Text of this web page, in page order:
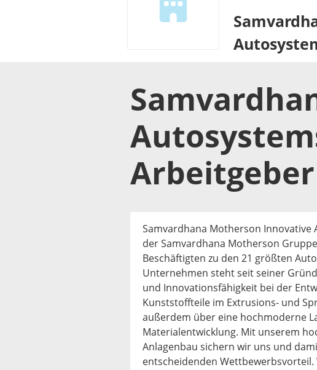
Arbeitgeber
Samvardhana Motherson Innovative
der Samvardhana Motherson
Beschäftigten zu den 21 größten
Unternehmen steht seit seiner
und Innovationsfähigkeit bei der
Kunststoffteile im Extrusions- und
außerdem über eine hochmoderne
Materialentwicklung. Mit unserem
Anlagenbau sichern wir uns und
entscheidenden